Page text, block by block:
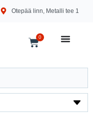
Otepää linn, Metalli tee 1
0